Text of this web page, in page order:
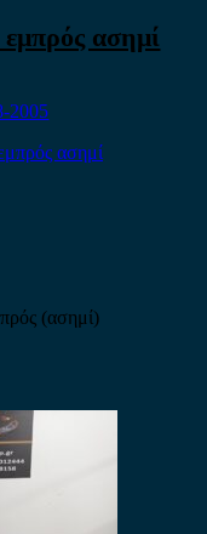
ασημί
2005
(ασημί)